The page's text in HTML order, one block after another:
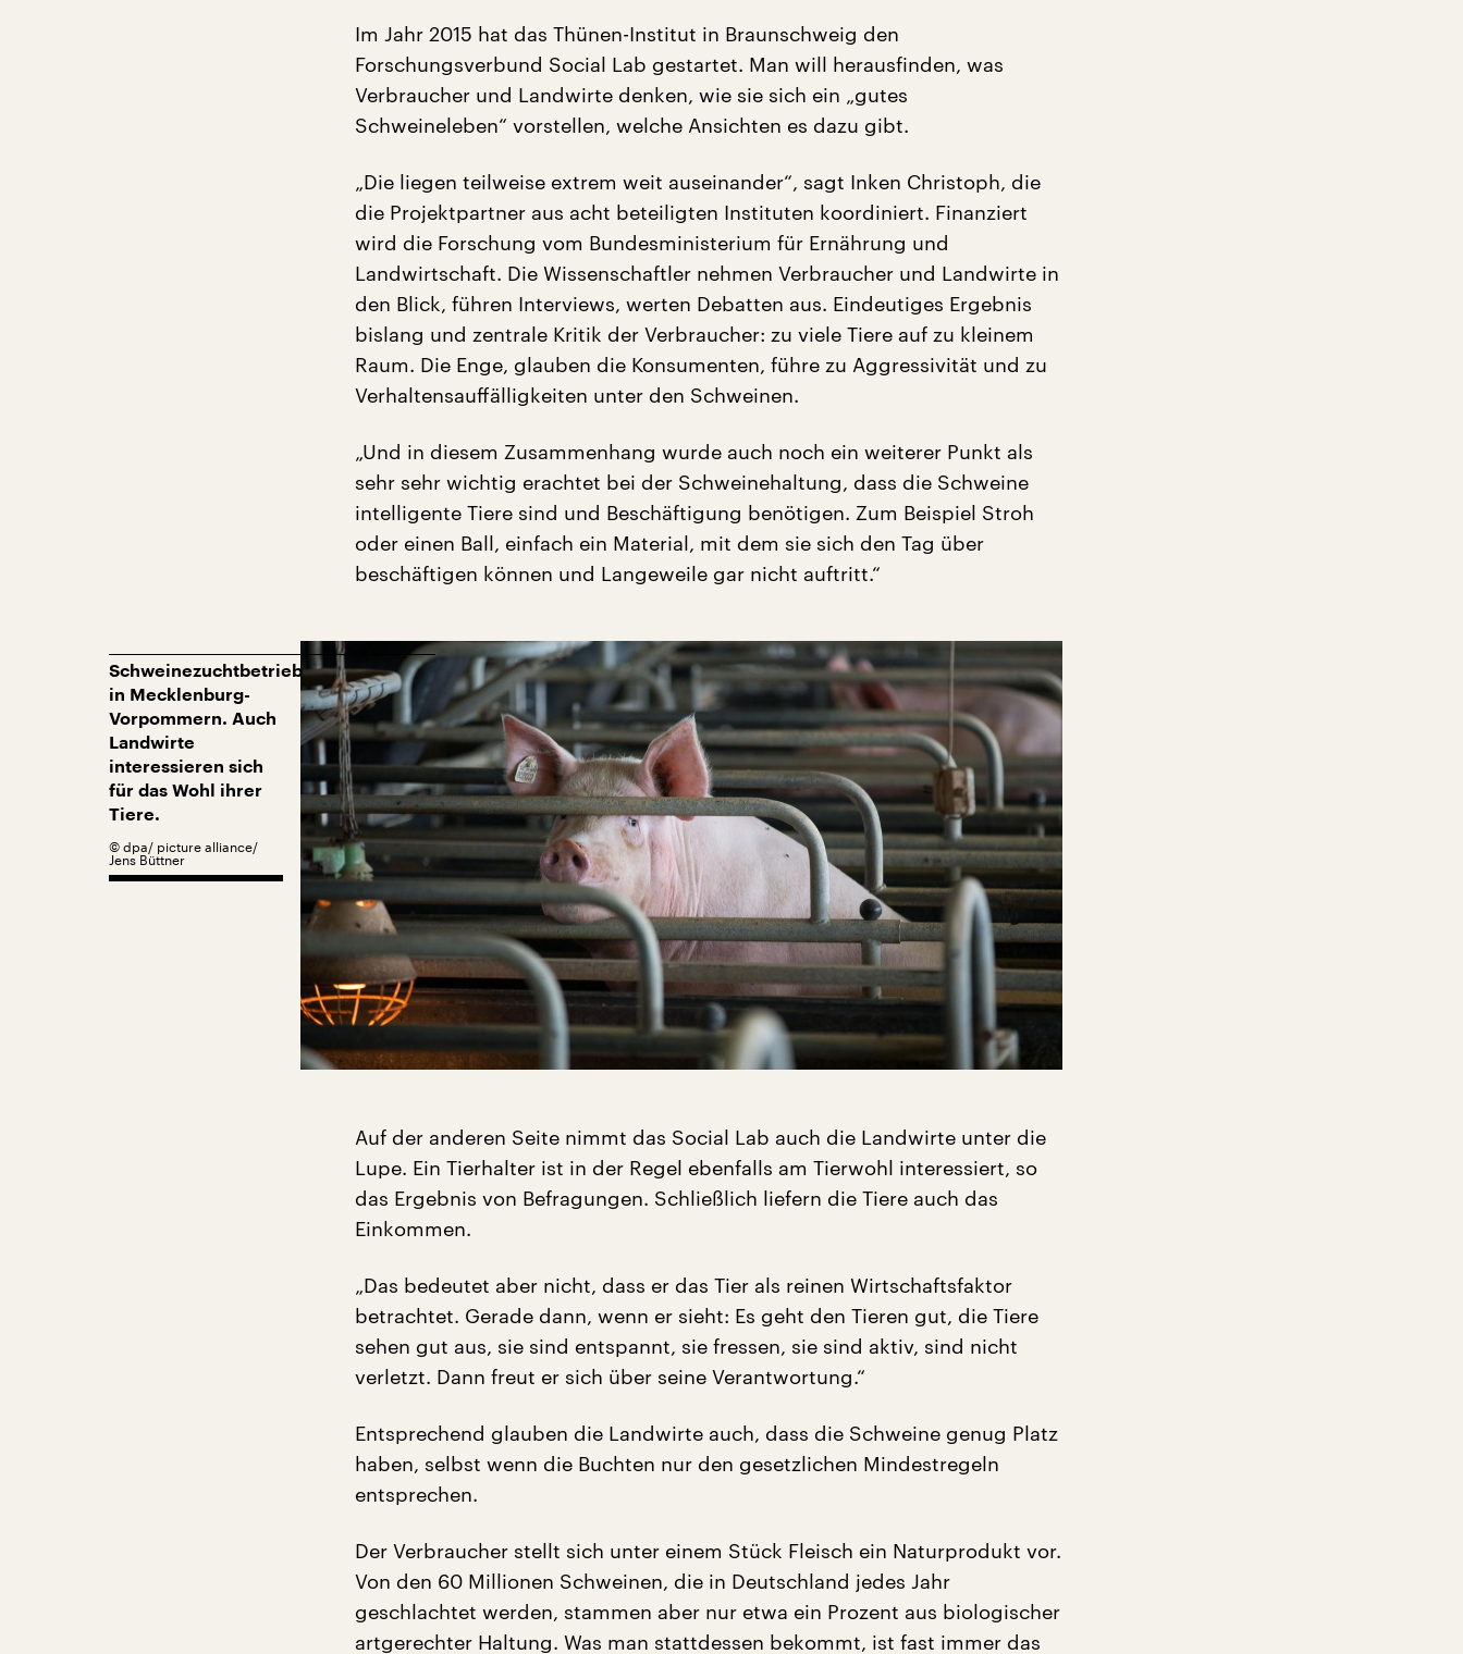
Im Jahr 2015 hat das Thünen-Institut in Braunschweig den
Forschungsverbund Social Lab gestartet. Man will herausfinden, was
Verbraucher und Landwirte denken, wie sie sich ein „gutes
Schweineleben“ vorstellen, welche Ansichten es dazu gibt.
„Die liegen teilweise extrem weit auseinander“, sagt Inken Christoph, die
die Projektpartner aus acht beteiligten Instituten koordiniert. Finanziert
wird die Forschung vom Bundesministerium für Ernährung und
Landwirtschaft. Die Wissenschaftler nehmen Verbraucher und Landwirte in
den Blick, führen Interviews, werten Debatten aus. Eindeutiges Ergebnis
bislang und zentrale Kritik der Verbraucher: zu viele Tiere auf zu kleinem
Raum. Die Enge, glauben die Konsumenten, führe zu Aggressivität und zu
Verhaltensauffälligkeiten unter den Schweinen.
„Und in diesem Zusammenhang wurde auch noch ein weiterer Punkt als
sehr sehr wichtig erachtet bei der Schweinehaltung, dass die Schweine
intelligente Tiere sind und Beschäftigung benötigen. Zum Beispiel Stroh
oder einen Ball, einfach ein Material, mit dem sie sich den Tag über
beschäftigen können und Langeweile gar nicht auftritt.“
Schweinezuchtbetrieb
in Mecklenburg-
Vorpommern. Auch
Landwirte
interessieren sich
für das Wohl ihrer
Tiere.
© dpa/ picture alliance/
Jens Büttner
Auf der anderen Seite nimmt das Social Lab auch die Landwirte unter die
Lupe. Ein Tierhalter ist in der Regel ebenfalls am Tierwohl interessiert, so
das Ergebnis von Befragungen. Schließlich liefern die Tiere auch das
Einkommen.
„Das bedeutet aber nicht, dass er das Tier als reinen Wirtschaftsfaktor
betrachtet. Gerade dann, wenn er sieht: Es geht den Tieren gut, die Tiere
sehen gut aus, sie sind entspannt, sie fressen, sie sind aktiv, sind nicht
verletzt. Dann freut er sich über seine Verantwortung.“
Entsprechend glauben die Landwirte auch, dass die Schweine genug Platz
haben, selbst wenn die Buchten nur den gesetzlichen Mindestregeln
entsprechen.
Der Verbraucher stellt sich unter einem Stück Fleisch ein Naturprodukt vor.
Von den 60 Millionen Schweinen, die in Deutschland jedes Jahr
geschlachtet werden, stammen aber nur etwa ein Prozent aus biologischer
artgerechter Haltung. Was man stattdessen bekommt, ist fast immer das